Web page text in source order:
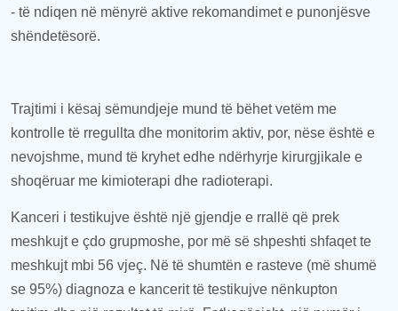
- të ndiqen në mënyrë aktive rekomandimet e punonjësve
shëndetësorë.
Trajtimi i kësaj sëmundjeje mund të bëhetvetëm me
kontroll e të rregullta dhe monitorim aktiv, por, nëse është e
nevojshme, mund të kryhet edhe ndërhyrje kirurgjikale e
shoqëruar me kimioterapi dhe radioterapi.
Kanceri i testikujve është një gjendje e rrallë që prek
meshkujt e çdo grupmoshe, por më së shpeshti shfaqet te
meshkujt mbi 56 vjeç. Në të shumtën e rasteve (më shumë
se 95%) diagnoza e kancerit të testikujve nënkupton